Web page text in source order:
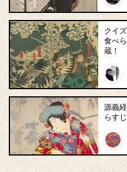
クイ
食べ
蔵！
源義
らす